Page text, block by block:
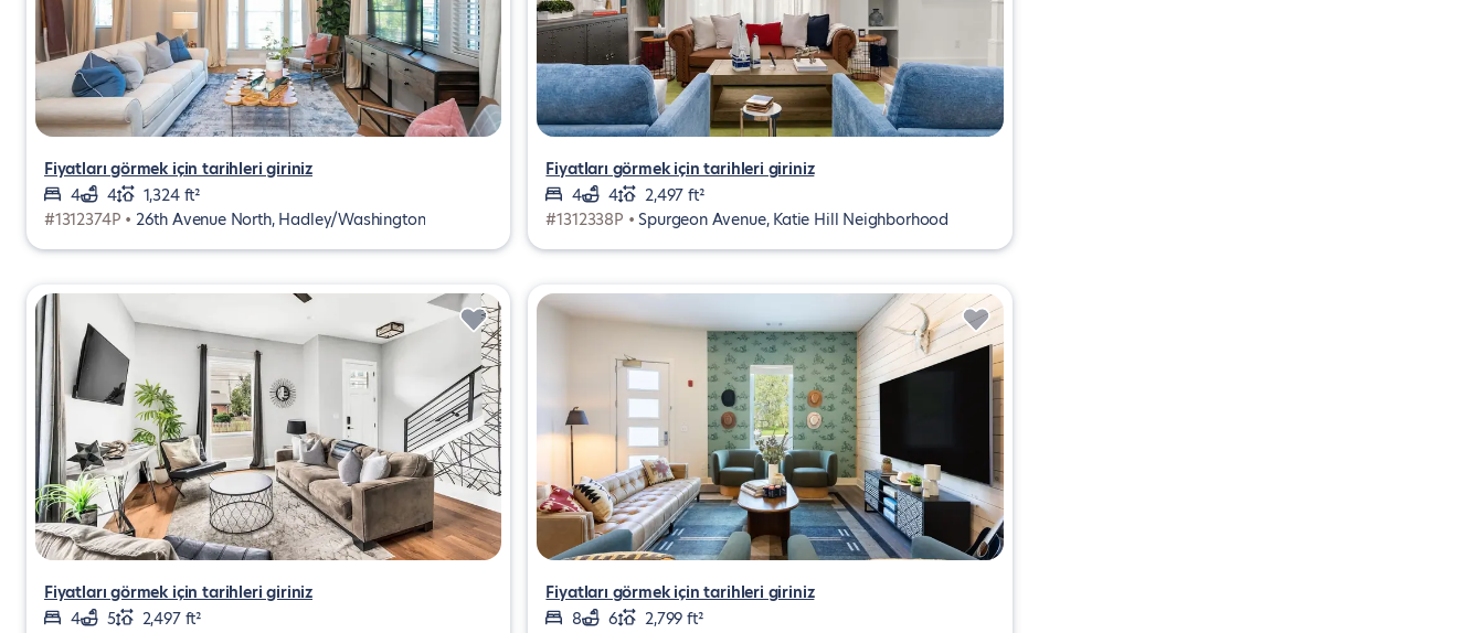
Fiyatları görmek için tarihleri giriniz
4
4
1,324 ft²
#1312374P • 26th Avenue North, Hadley/Washington
Fiyatları görmek için tarihleri giriniz
4
4
2,497 ft²
#1312338P •Spurgeon Avenue, Katie Hill Neighborhood
Fiyatları görmek için tarihleri giriniz
4
5
2,497 ft²
Fiyatları görmek için tarihleri giriniz
8
6
2,799 ft²